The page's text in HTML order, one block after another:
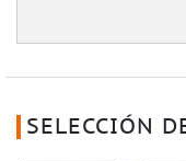
SELECCIÓN